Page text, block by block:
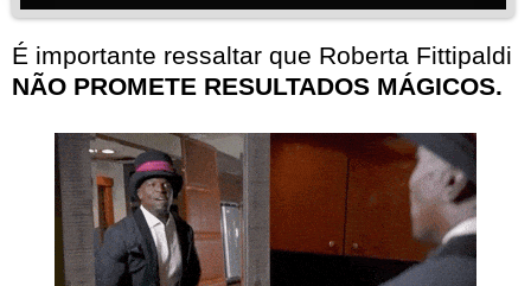
É importante ressaltar que Roberta Fittipaldi
NÃO PROMETE RESULTADOS MÁGICOS.